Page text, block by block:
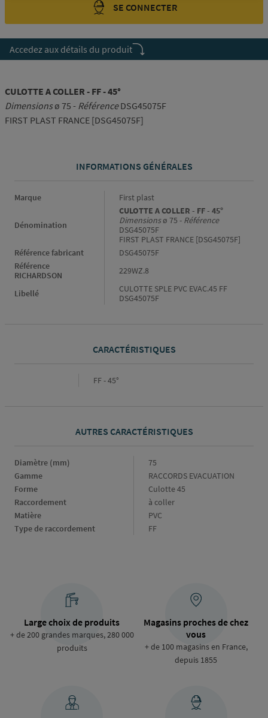
SE CONNECTER
Accedez aux détails du produit
CULOTTE A COLLER - FF - 45°
Dimensions ø 75 - RéférenceDSG45075F
FIRST PLAST FRANCE [DSG45075F]
INFORMATIONS GÉNÉRALES
Informations générales
Marque First plast
Dénomination
CULOTTE A COLLER - FF - 45°
Dimensionsø 75 - Référence
DSG45075F
FIRST PLAST FRANCE [DSG45075F]
Référence fabricant
DSG45075F
Référence
RICHARDSON
229WZ.8
Libellé
CULOTTE SPLE PVC EVAC.45 FF
DSG45075F
CARACTÉRISTIQUES
FF - 45°
AUTRES CARACTÉRISTIQUES
Diamètre (mm)
Diamètre
(mm)
75
Gamme
Gamme
RACCORDS EVACUATION
Forme
Forme
Culotte 45
Raccordement
Raccordement
à coller
Matière
Matière
PVC
Type de raccordement
Type
FF
Large choix de produits
+ de 200 grandes marques, 280 000
produits
Magasins proches de chez
vous
+ de 100 magasins en France,
depuis 1855